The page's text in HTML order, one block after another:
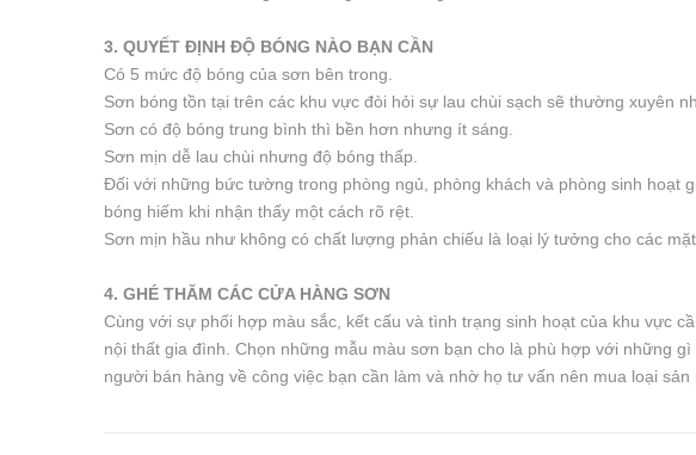
3. QUYẾT ĐỊNH ĐỘ BÓNG NÀO BẠN CẦN
Có 5 mức độ bóng của sơn bên trong.
Sơn bóng tồn tại trên các khu vực đòi hỏi sự lau chùi sạch sẽ thường xuyên
Sơn có độ bóng trung bình thì bền hơn nhưng ít sáng.
Sơn mịn dễ lau chùi nhưng độ bóng thấp.
Đối với những bức tường trong phòng ngủ, phòng khách và phòng sinh hoạt
bóng hiếm khi nhận thấy một cách rõ rệt.
Sơn mịn hầu như không có chất lượng phản chiếu là loại lý tưởng cho các
4. GHÉ THĂM CÁC CỬA HÀNG SƠN
Cùng với sự phối hợp màu sắc, kết cấu và tình trạng sinh hoạt của khu vực
nội thất gia đình. Chọn những mẫu màu sơn bạn cho là phù hợp với những
người bán hàng về công việc bạn cần làm và nhờ họ tư vấn nên mua loại